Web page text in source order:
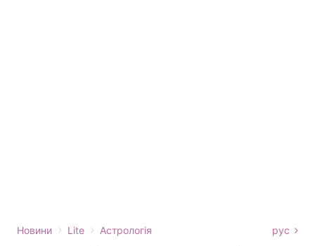
Новини › Lite › Астрологія рус